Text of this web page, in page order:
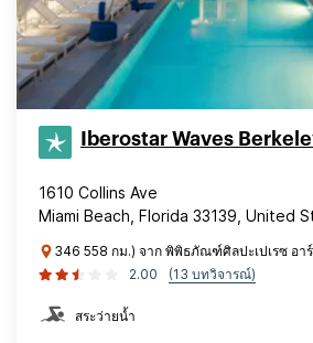
Iberostar Waves
1610 Collins Ave
Miami Beach, Florida 33139, United
346 558 กม.) จาก พิพิธภัณฑ์ศิลปะเปเรซ อา
2.00
(13 บทวิจารณ์)
สระว่ายน้ำ